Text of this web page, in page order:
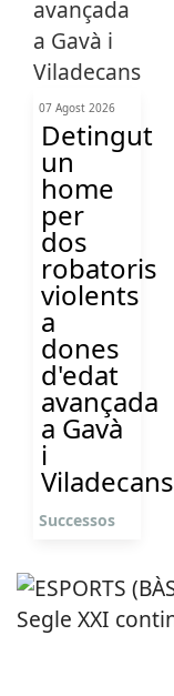
07 Agost 2026
Detingut
un
home
per
dos
robatoris
violents
a
dones
d'edat
avançada
a Gavà
i
Viladecans
Successos